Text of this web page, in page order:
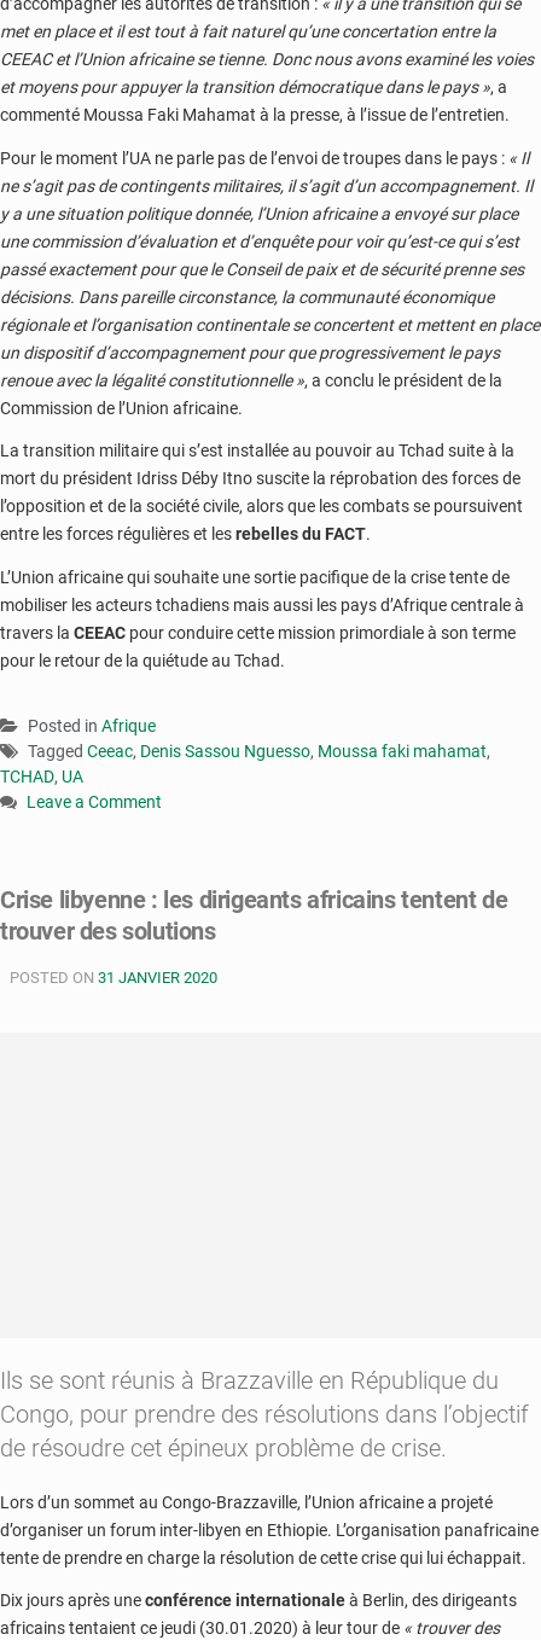
met en place et il est tout à fait naturel qu’une concertation entre la
CEEAC et l’Union africaine se tienne. Donc nous avons examiné les voies
et moyens pour appuyer la transition démocratique dans le pays », a
commenté Moussa Faki Mahamat à la presse, à l’issue de l’entretien.
Pour le moment l’UA ne parle pas de l’envoi de troupes dans le pays : « Il
ne s’agit pas de contingents militaires, il s’agit d’un accompagnement. Il
y a une situation politique donnée, l’Union africaine a envoyé sur place
une commission d’évaluation et d’enquête pour voir qu’est-ce qui s’est
passé exactement pour que le Conseil de paix et de sécurité prenne ses
décisions. Dans pareille circonstance, la communauté économique
régionale et l’organisation continentale se concertent et mettent en place
un dispositif d’accompagnement pour que progressivement le pays
renoue avec la légalité constitutionnelle », a conclu le président de la
Commission de l’Union africaine.
La transition militaire qui s’est installée au pouvoir au Tchad suite à la
mort du président Idriss Déby Itno suscite la réprobation des forces de
l’opposition et de la société civile, alors que les combats se poursuivent
entre les forces régulières et lesrebelles du FACT.
L’Union africaine qui souhaite une sortie pacifique de la crise tente de
mobiliser les acteurs tchadiens mais aussi les pays d’Afrique centrale à
travers la CEEAC pour conduire cette mission primordiale à son terme
pour le retour de la quiétude au Tchad.
Posted in Afrique
Tagged Ceeac, Denis Sassou Nguesso, Moussa faki mahamat,
TCHAD, UA
Leave a Comment
le
au
Crise libyenne : les dirigeants africains tentent de
trouver des solutions
POSTED ON 31 JANVIER 2020
Ils se sont réunis à Brazzaville en République du
Congo, pour prendre des résolutions dans l’objectif
de résoudre cet épineux problème de crise.
Lors d’un sommet au Congo-Brazzaville, l’Union africaine a projeté
d’organiser un forum inter-libyen en Ethiopie. L’organisation panafricaine
tente de prendre en charge la résolution de cette crise qui lui échappait.
Dix jours après uneconférence internationaleà Berlin, des dirigeants
africains tentaient ce jeudi (30.01.2020) à leur tour de « trouver des